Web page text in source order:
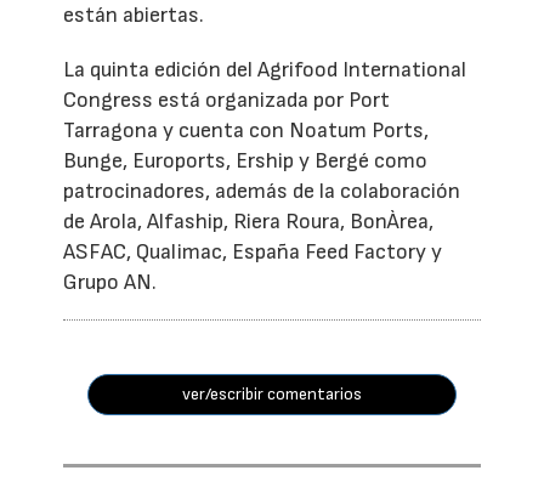
están abiertas.
La quinta edición del Agrifood International
Congress está organizada por Port
Tarragona y cuenta con Noatum Ports,
Bunge, Euroports, Ership y Bergé como
patrocinadores, además de la colaboración
de Arola, Alfaship, Riera Roura, BonÀrea,
ASFAC, Qualimac, España Feed Factory y
Grupo AN.
ver/escribir comentarios